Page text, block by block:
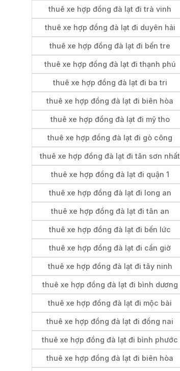
thuê xe hợp đồng đà lạt đi trà vinh
thuê xe hợp đồng đà lạt đi duyên hải
thuê xe hợp đồng đà lạt đi bến tre
thuê xe hợp đồng đà lạt đi thạnh phú
thuê xe hợp đồng đà lạt đi ba tri
thuê xe hợp đồng đà lạt đi biên hòa
thuê xe hợp đồng đà lạt đi mỹ tho
thuê xe hợp đồng đà lạt đi gò công
thuê xe hợp đồng đà lạt đi tân sơn nhất
thuê xe hợp đồng đà lạt đi quận 1
thuê xe hợp đồng đà lạt đi long an
thuê xe hợp đồng đà lạt đi tân an
thuê xe hợp đồng đà lạt đi bến lức
thuê xe hợp đồng đà lạt đi cần giờ
thuê xe hợp đồng đà lạt đi tây ninh
thuê xe hợp đồng đà lạt đi bình dương
thuê xe hợp đồng đà lạt đi mộc bài
thuê xe hợp đồng đà lạt đi đồng nai
thuê xe hợp đồng đà lạt đi bình phước
thuê xe hợp đồng đà lạt đi biên hòa